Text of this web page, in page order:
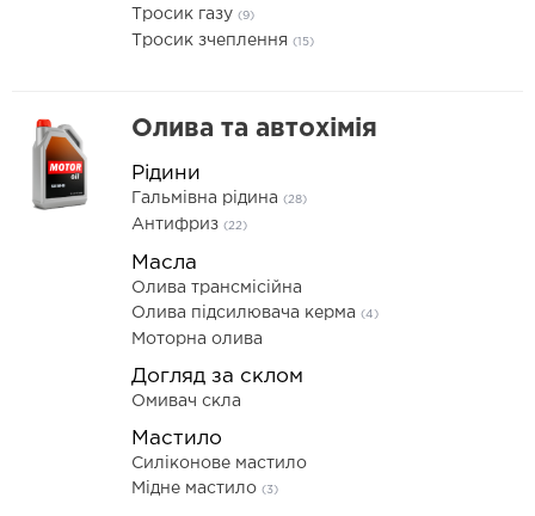
Тросик газу (9)
Тросик зчеплення (15)
Олива та автохімія
Рідини
Гальмівна рідина (28)
Антифриз (22)
Масла
Олива трансмісійна
Олива підсилювача керма (4)
Моторна олива
Догляд за склом
Омивач скла
Мастило
Силіконове мастило
Мідне мастило (3)